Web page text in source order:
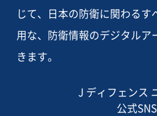
じて、日本の防衛に関わるす
用な、防衛情報のデジタルア
きます。
J ディフェンス
公式SNS